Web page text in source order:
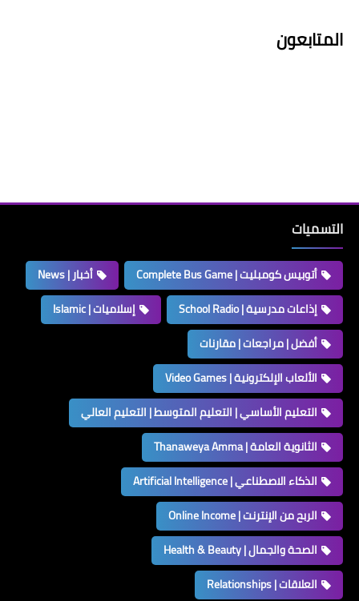
المتابعون
التسميات
أتوبيس كومبليت | Complete Bus Game
أخبار | News
إذاعات مدرسية | School Radio
إسلاميات | Islamic
أفضل | مراجعات | مقارنات
الألعاب الإلكترونية | Video Games
التعليم الأساسي | التعليم المتوسط | التعليم العالي
الثانوية العامة | Thanaweya Amma
الذكاء الاصطناعي | Artificial Intelligence
الربح من الإنترنت | Online Income
الصحة والجمال | Health & Beauty
العلاقات | Relationships